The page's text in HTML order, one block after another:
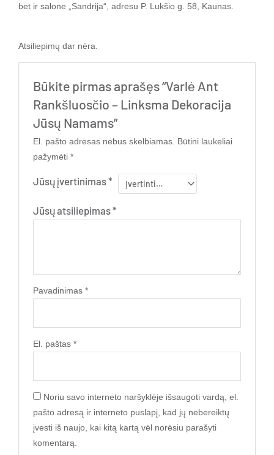
bet ir salone „Sandrija“, adresu P. Lukšio g. 58, Kaunas.
Atsiliepimų dar nėra.
Būkite pirmas aprašęs “Varlė Ant
Rankšluosčio – Linksma Dekoracija
Jūsų Namams”
El. pašto adresas nebus skelbiamas. Būtini laukeliai
pažymėti*
Jūsų įvertinimas*
Jūsų atsiliepimas*
Pavadinimas*
El. paštas*
Noriu savo interneto naršyklėje išsaugoti vardą, el.
pašto adresą ir interneto puslapį, kad jų nebereiktų
įvesti iš naujo, kai kitą kartą vėl norėsiu parašyti
komentarą.